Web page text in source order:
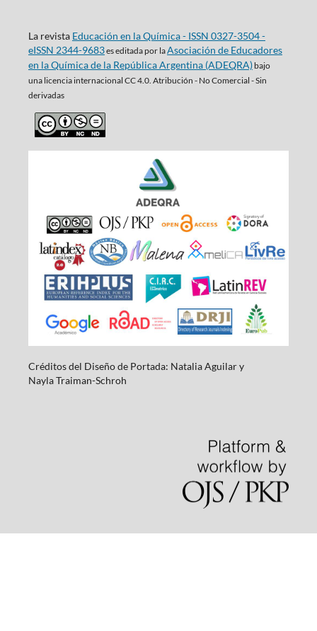
La revista Educación en la Química - ISSN 0327-3504 -
eISSN 2344-9683es editada por laAsociación de Educadores
en la Química de la República Argentina (ADEQRA)bajo
una licencia internacional CC 4.0. Atribución - No Comercial - Sin
derivadas
Créditos del Diseño de Portada: Natalia Aguilar y
NaylaTraiman-Schroh